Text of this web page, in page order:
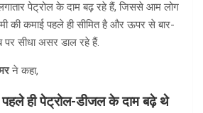
पेट्रोल के दाम बढ़ रहे हैं, जिससे आम लोग
की कमाई पहले ही सीमित है और ऊपर से बार-
पर सीधा असर डाल रहे हैं.
ने कहा,
ही पेट्रोल-डीजल के दाम बढ़े थे